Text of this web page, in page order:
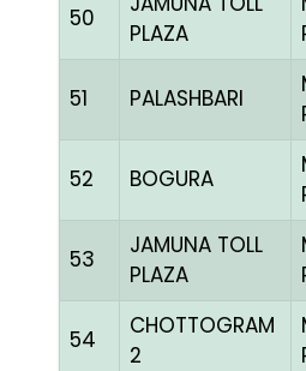
50
PLAZA
51 PALASHBARI
52 BOGURA
53
JAMUNA TOLL
PLAZA
54
CHOTTOGRAM
2